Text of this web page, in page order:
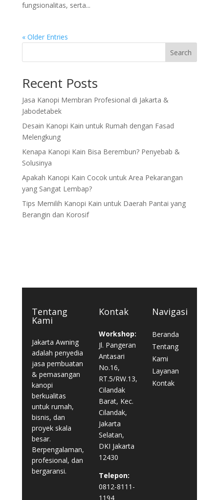
fungsionalitas, serta...
« Older Entries
Search
Recent Posts
Jasa Kanopi Membran Profesional di Jakarta &
Jabodetabek
Desain Kanopi Kain untuk Rumah dengan Fasad
Melengkung
Kenapa Kanopi Kain Bisa Berembun? Penyebab &
Solusinya
Apakah Kanopi Kain Cocok untuk Area Pekarangan
yang Sangat Lembap?
Tips Memilih Kanopi Kain untuk Daerah Pantai yang
Berangin dan Korosif
Tentang
Kami
Jakarta Awning
adalah penyedia
jasa pembuatan
& pemasangan
kanopi
berkualitas
untuk rumah,
bisnis, dan
proyek skala
besar.
Berpengalaman,
profesional, dan
bergaransi.
Kontak
Workshop:
Jl. Pangeran
Antasari
No.16,
RT.5/RW.13,
Cilandak
Barat, Kec.
Cilandak,
Jakarta
Selatan,
DKI Jakarta
12430
Telepon:
0812-8111-
1194
Navigasi
Beranda
Tentang
Kami
Layanan
Kontak